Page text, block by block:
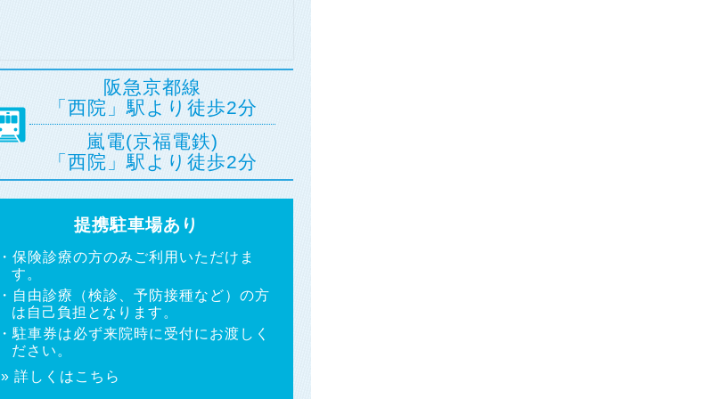
阪急京都線
「西院」駅より徒歩2分
嵐電(京福電鉄)
「西院」駅より徒歩2分
提携駐車場あり
・保険診療の方のみご利用いただけま
す。
・自由診療（検診、予防接種など）の方
は自己負担となります。
・駐車券は必ず来院時に受付にお渡しく
ださい。
» 詳しくはこちら